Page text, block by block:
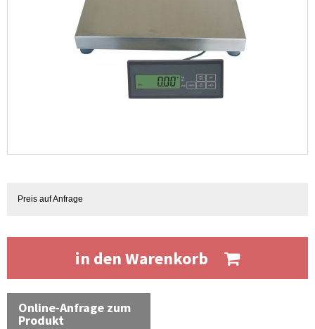
Preis auf Anfrage
in den Warenkorb
Online-Anfrage zum
Produkt